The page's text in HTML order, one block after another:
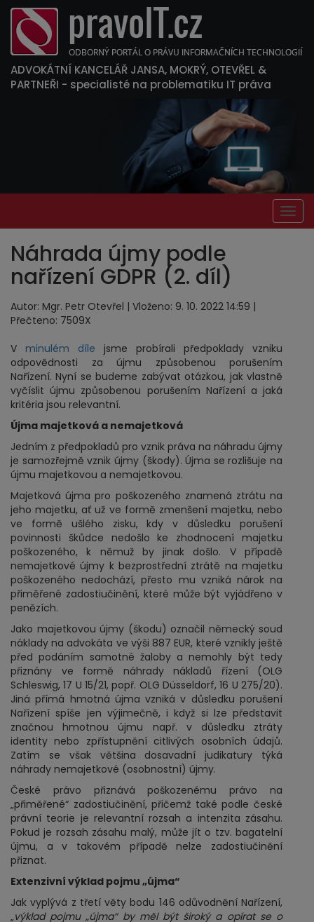
ADVOKÁTNÍ KANCELÁŘ JANSA, MOKRÝ, OTEVŘEL &
PARTNEŘI - specialisté na problematiku IT práva
Náhrada újmy podle
nařízení GDPR (2. díl)
Autor: Mgr. Petr Otevřel | Vloženo: 9. 10. 2022 14:59 |
Přečteno: 7509X
V minulém díle jsme probírali předpoklady vzniku
odpovědnosti za újmu způsobenou porušením
Nařízení. Nyní se budeme zabývat otázkou, jak vlastně
vyčíslit újmu způsobenou porušením Nařízení a jaká
kritéria jsou relevantní.
Újma majetková a nemajetková
Jedním z předpokladů pro vznik práva na náhradu újmy
je samozřejmě vznik újmy (škody). Újma se rozlišuje na
újmu majetkovou a nemajetkovou.
Majetková újma pro poškozeného znamená ztrátu na
jeho majetku, ať už ve formě zmenšení majetku, nebo
ve formě ušlého zisku, kdy v důsledku porušení
povinnosti škůdce nedošlo ke zhodnocení majetku
poškozeného, k němuž by jinak došlo. V případě
nemajetkové újmy k bezprostřední ztrátě na majetku
poškozeného nedochází, přesto mu vzniká nárok na
přiměřené zadostiučinění, které může být vyjádřeno v
penězích.
Jako majetkovou újmy (škodu) označil německý soud
náklady na advokáta ve výši 887 EUR, které vznikly ještě
před podáním samotné žaloby a nemohly být tedy
přiznány ve formě náhrady nákladů řízení (OLG
Schleswig, 17 U 15/21, popř. OLG Düsseldorf, 16 U 275/20).
Jiná přímá hmotná újma vzniká v důsledku porušení
Nařízení spíše jen výjimečně, i když si lze představit
značnou hmotnou újmu např. v důsledku ztráty
identity nebo zpřístupnění citlivých osobních údajů.
Zatím se však většina dosavadní judikatury týká
náhrady nemajetkové (osobnostní) újmy.
České právo přiznává poškozenému právo na
„přiměřené“ zadostiučinění, přičemž také podle české
právní teorie je relevantní rozsah a intenzita zásahu.
Pokud je rozsah zásahu malý, může jít o tzv. bagatelní
újmu, a v takovém případě nelze zadostiučinění
přiznat.
Extenzivní výklad pojmu „újma“
Jak vyplývá z třetí věty bodu 146 odůvodnění Nařízení,
„výklad pojmu „újma“ by měl být široký a opírat se o